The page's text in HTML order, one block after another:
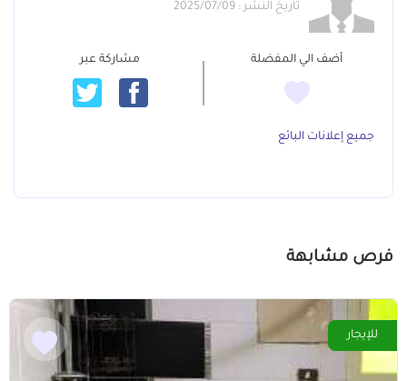
تاريخ النشر : 2025/07/09
أضف الي المفضلة مشاركة عبر
جميع إعلانات البائع
فرص مشابهة
للإيجار